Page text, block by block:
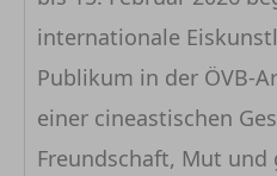
internationale
Publikum in der ÖVB-
einer cineastischen
Freundschaft, Mut und